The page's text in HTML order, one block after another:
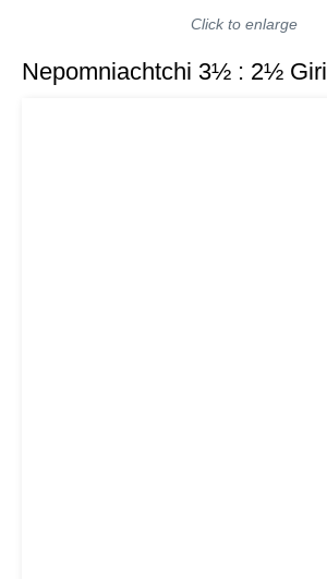
Click to enlarge
Nepomniachtchi 3½ : 2½ Giri